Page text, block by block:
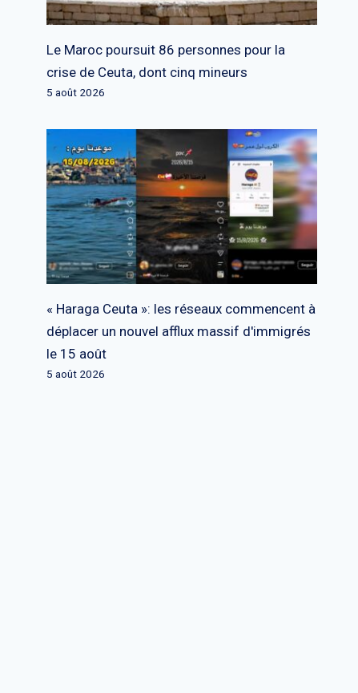
Le Maroc poursuit 86 personnes pour la
crise de Ceuta, dont cinq mineurs
5 août 2026
« Haraga Ceuta »: les réseaux commencent à
déplacer un nouvel afflux massif d'immigrés
le 15 août
5 août 2026